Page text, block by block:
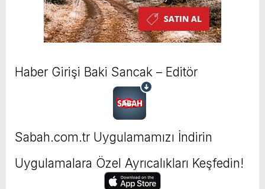
Haber Girişi Baki Sancak – Editör
Sabah.com.tr Uygulamamızı İndirin
Uygulamalara Özel Ayrıcalıkları Keşfedin!